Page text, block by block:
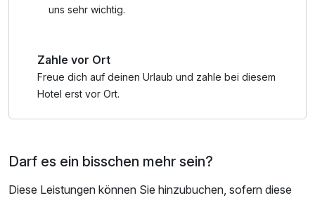
uns sehr wichtig.
Zahle vor Ort
Freue dich auf deinen Urlaub und zahle bei diesem
Hotel erst vor Ort.
Darf es ein bisschen mehr sein?
Diese Leistungen können Sie hinzubuchen, sofern diese